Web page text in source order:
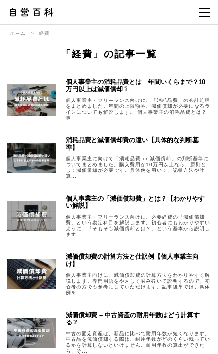
ホーム > 経費
「経費」の記事一覧
個人事業主の消耗品費とは｜年間いくらまで？10
万円以上は減価償却？
個人事業主・フリーランス向けに、「消耗品費」の会計処理
をまとめました。年間の上限額や、減価償却が必要になるラ
インについても解説します。 個人事業主の消耗品費とは？
事...
消耗品費と減価償却費の違い【具体的な判断基
準】
個人事業主に向けて「消耗品費 or 減価償却」の判断基準に
ついてまとめました。購入費用が10万円以上なら、原則と
して減価償却が必要です。具体例を用いて、記帳方法や計
算...
個人事業主の「減価償却費」とは？【わかりやす
い解説】
個人事業主・フリーランス向けに、必要経費の「減価償却
費」という勘定科目を解説します。初心者にもわかりやすい
ように、「そもそも減価償却とは？」という基本から説明し
ます。...
減価償却費の計算方法と仕訳例【個人事業主向
け】
個人事業主向けに、減価償却費の計算方法をわかりやすく解
説します。専門用語をやさしく噛み砕いて説明するので、初
心者の方でも参考にしていただけます。記事後半では、具体
例を...
減価償却費 – 中古資産の耐用年数はどう計算す
る？
中古の固定資産は、新品に比べて耐用年数が短くなります。
中古品を減価償却する際は、耐用年数がどのくらい残ってい
るかを計算しないといけません。耐用年数の算出ができた
ら、そ...